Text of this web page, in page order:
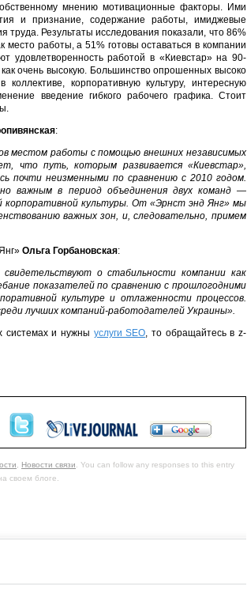
мнению мотивационные факторы. Ими
и признание, содержание работы, имиджевые
труда. Результаты исследования показали, что 86%
место работы, а 51% готовы оставаться в компании
удовлетворенность работой в «Киевстар» на 90-
очень высокую. Большинство опрошенных высоко
корпоративную культуру, интересную
введение гибкого рабочего графика. Стоит
:
местом работы с помощью внешних независимых
что путь, которым развивается «Киевстар»,
почти неизменными по сравнению с 2010 годом.
важным в период объединения двух команд —
культуры. От «Эрнст энд Янг» мы
важных зон, и, следовательно, примем
Ольга Горбановская:
о стабильности компании как
показателей по сравнению с прошлогодними
культуре и отлаженности процессов.
лучших компаний-работодателей Украины».
системах и нужны услуги SEO, то обращайтесь в z-
, Новости связи. You can follow any responses to this entry
своем блоге.